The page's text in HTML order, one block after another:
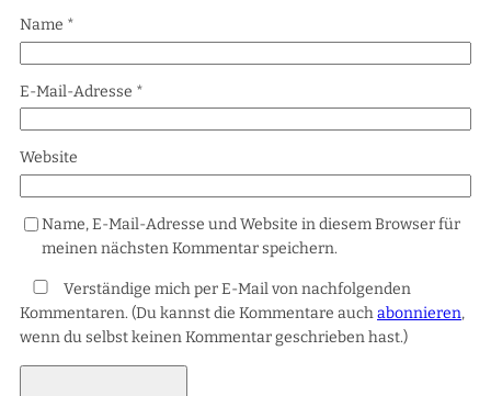
Name *
E-Mail-Adresse *
Website
Name, E-Mail-Adresse und Website in diesem Browser für
meinen nächsten Kommentar speichern.
Verständige mich per E-Mail von nachfolgenden
Kommentaren. (Du kannst die Kommentare auchabonnieren,
wenn du selbst keinen Kommentar geschrieben hast.)